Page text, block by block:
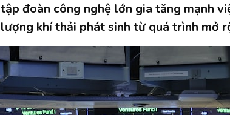
tập đoàn công nghệ lớn gia tăng mạnh
lượng khí thải phát sinh từ quá trình mở